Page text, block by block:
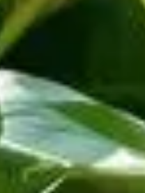
excès d'eau ou de
noyer les racines.
des pots en terre
de moisissures à la
conséquence.
du pied du dipladénia